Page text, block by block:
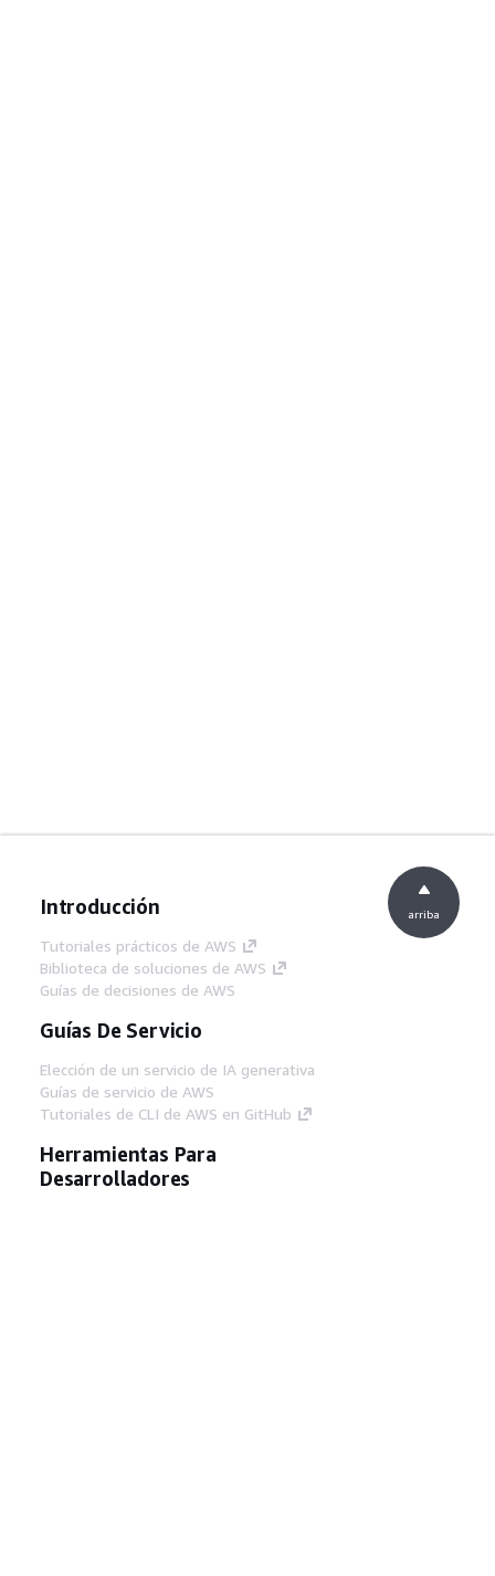
Introducción
Tutoriales prácticos de AWS
Biblioteca de soluciones de AWS
Guías de decisiones de AWS
Guías De Servicio
Elección de un servicio de IA generativa
Guías de servicio de AWS
Tutoriales de CLI de AWS en GitHub
Herramientas Para
Desarrolladores
arriba